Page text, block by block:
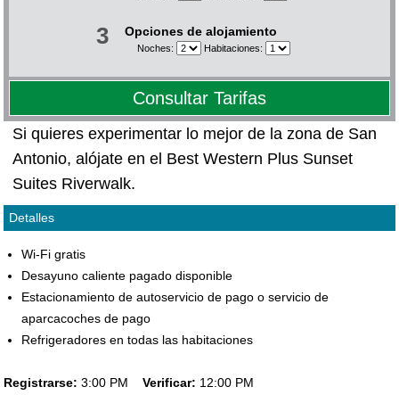
3 Opciones de alojamiento
Noches: Habitaciones:
Consultar Tarifas
Si quieres experimentar lo mejor de la zona de San
Antonio, alójate en el Best Western Plus Sunset
Suites Riverwalk.
Detalles
Wi-Fi gratis
Desayuno caliente pagado disponible
Estacionamiento de autoservicio de pago o servicio de
aparcacoches de pago
Refrigeradores en todas las habitaciones
Registrarse: 3:00 PM Verificar: 12:00 PM